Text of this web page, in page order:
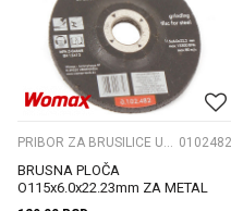
PRIBOR ZA BRUSILICE UGAONE 0102482
BRUSNA PLOČA
O115x6.0x22.23mm ZA METAL